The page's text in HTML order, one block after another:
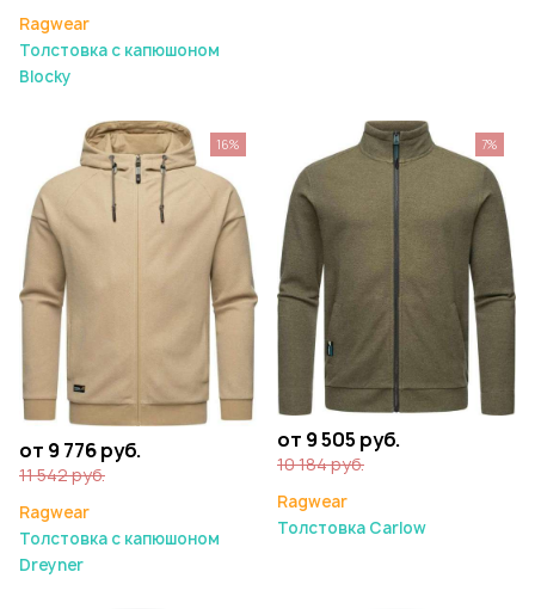
Ragwear
Толстовка с капюшоном
Blocky
от 9 776 руб.
11 542 руб.
Ragwear
Толстовка с капюшоном
Dreyner
16%
от 9 505 руб.
10 184 руб.
Ragwear
Толстовка Carlow
7%